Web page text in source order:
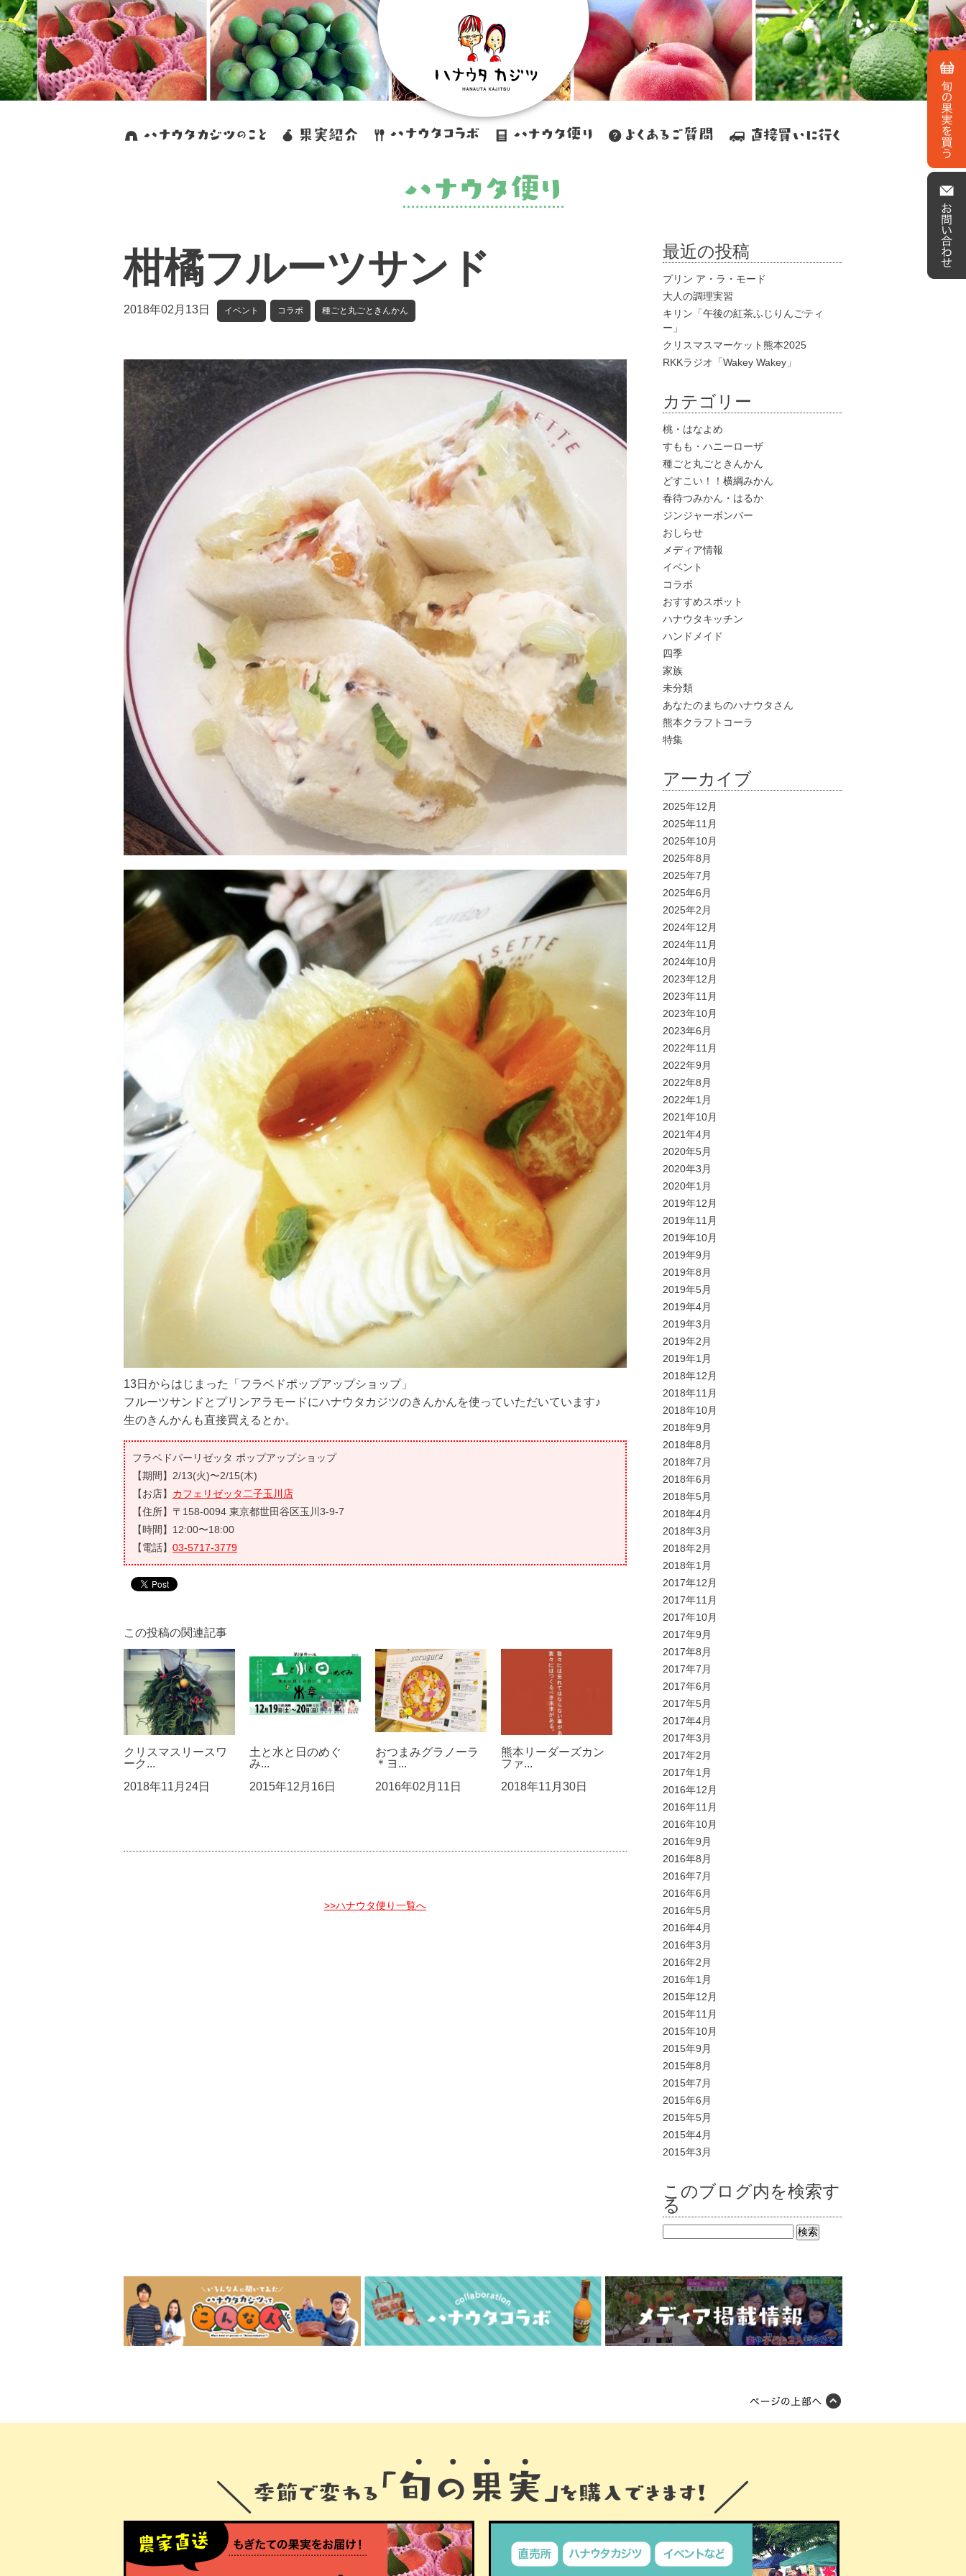
柑橘フルーツサンド
2018年02月13日 イベント コラボ 種ごと丸ごときんかん
13日からはじまった「フラベドポップアップショップ」‬
‪フルーツサンドとプリンアラモードにハナウタカジツのきんかんを使っていただいています♪‬
‪生のきんかんも直接買えるとか。‬
フラベドパーリゼッタ ポップアップショップ
【期間】2/13(火)〜2/15(木)
【お店】 カフェリゼッタ二子玉川店
【住所】〒158-0094 東京都世田谷区玉川3-9-7
【時間】12:00〜18:00
【電話】 03-5717-3779
この投稿の関連記事
クリスマスリースワ
ーク...
2018年11月24日
土と水と日のめぐ
み...
2015年12月16日
おつまみグラノーラ
＊ヨ...
2016年02月11日
熊本リーダーズカン
ファ...
2018年11月30日
>>ハナウタ便り一覧へ
最近の投稿
プリン ア・ラ・モード
大人の調理実習
キリン「午後の紅茶ふじりんごティ
ー」
クリスマスマーケット熊本2025
RKKラジオ「Wakey Wakey」
カテゴリー
桃・はなよめ
すもも・ハニーローザ
種ごと丸ごときんかん
どすこい！！横綱みかん
春待つみかん・はるか
ジンジャーボンバー
おしらせ
メディア情報
イベント
コラボ
おすすめスポット
ハナウタキッチン
ハンドメイド
四季
家族
未分類
あなたのまちのハナウタさん
熊本クラフトコーラ
特集
アーカイブ
2025年12月
2025年11月
2025年10月
2025年8月
2025年7月
2025年6月
2025年2月
2024年12月
2024年11月
2024年10月
2023年12月
2023年11月
2023年10月
2023年6月
2022年11月
2022年9月
2022年8月
2022年1月
2021年10月
2021年4月
2020年5月
2020年3月
2020年1月
2019年12月
2019年11月
2019年10月
2019年9月
2019年8月
2019年5月
2019年4月
2019年3月
2019年2月
2019年1月
2018年12月
2018年11月
2018年10月
2018年9月
2018年8月
2018年7月
2018年6月
2018年5月
2018年4月
2018年3月
2018年2月
2018年1月
2017年12月
2017年11月
2017年10月
2017年9月
2017年8月
2017年7月
2017年6月
2017年5月
2017年4月
2017年3月
2017年2月
2017年1月
2016年12月
2016年11月
2016年10月
2016年9月
2016年8月
2016年7月
2016年6月
2016年5月
2016年4月
2016年3月
2016年2月
2016年1月
2015年12月
2015年11月
2015年10月
2015年9月
2015年8月
2015年7月
2015年6月
2015年5月
2015年4月
2015年3月
このブログ内を検索す
る